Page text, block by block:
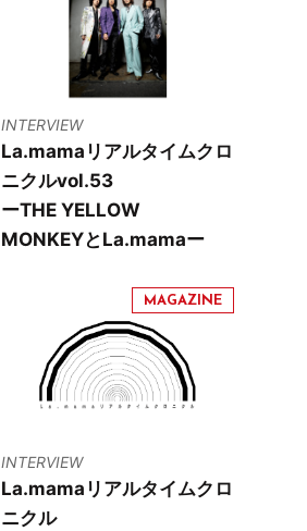
INTERVIEW
La.mamaリアルタイムクロ
ニクルvol.53
ーTHE YELLOW
MONKEYとLa.mamaー
INTERVIEW
La.mamaリアルタイムクロ
ニクル